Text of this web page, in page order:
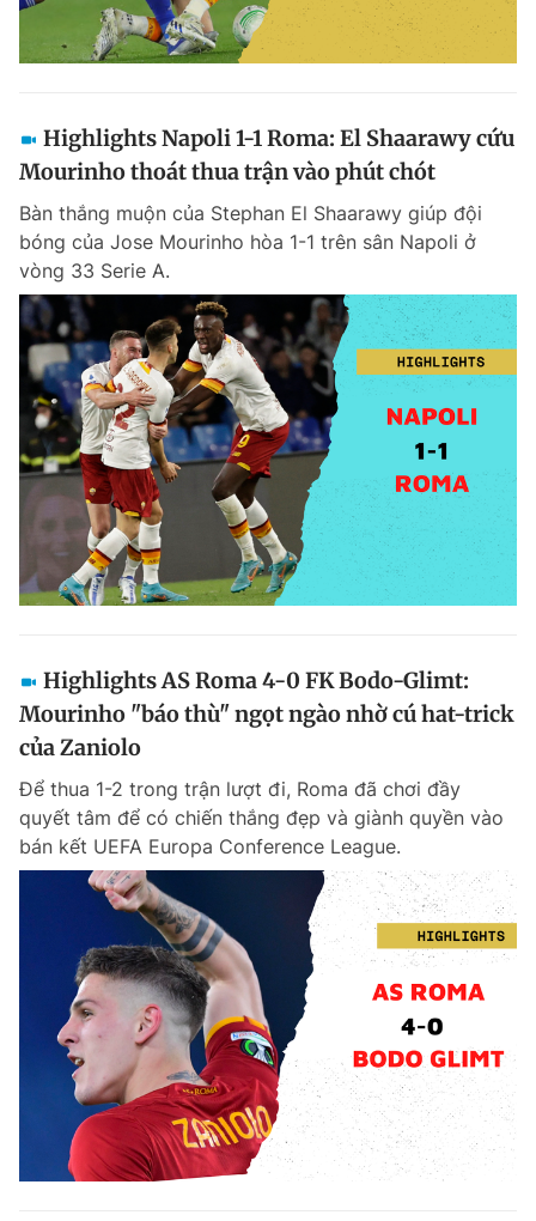
Highlights Napoli 1-1 Roma: El Shaarawy cứu
Mourinho thoát thua trận vào phút chót
Bàn thắng muộn của Stephan El Shaarawy giúp đội
bóng của Jose Mourinho hòa 1-1 trên sân Napoli ở
vòng 33 Serie A.
Highlights AS Roma 4-0 FK Bodo-Glimt:
Mourinho "báo thù" ngọt ngào nhờ cú hat-trick
của Zaniolo
Để thua 1-2 trong trận lượt đi, Roma đã chơi đầy
quyết tâm để có chiến thắng đẹp và giành quyền vào
bán kết UEFA Europa Conference League.